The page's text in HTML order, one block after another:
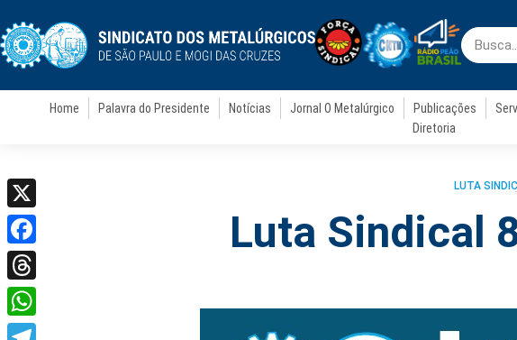
Home Palavra do Presidente Notícias Jornal O Metalúrgico Publicações
Diretoria
LUTA
Luta Sindical
X
Facebook
Threads
WhatsApp